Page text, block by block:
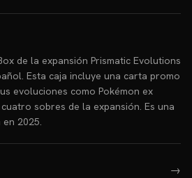
de la expansión Prismatic Evolutions
Esta caja incluye una carta promo
evoluciones como Pokémon ex
sobres de la expansión. Es una
2025.
→